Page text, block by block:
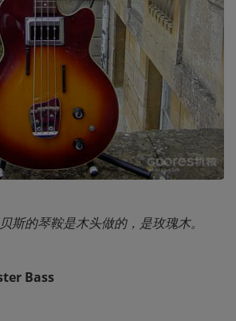
斯的琴鞍是木头做的，是玫瑰木。
Bass